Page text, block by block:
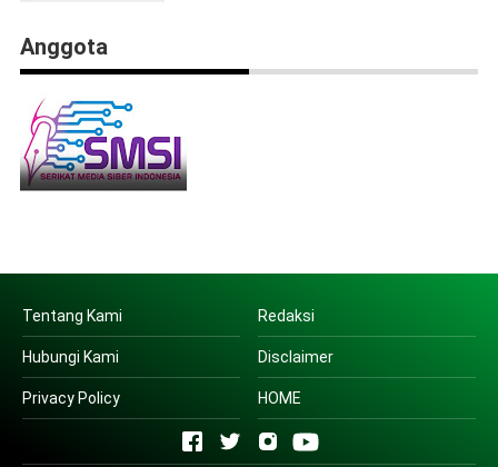
Anggota
Tentang Kami Redaksi
Hubungi Kami Disclaimer
Privacy Policy HOME